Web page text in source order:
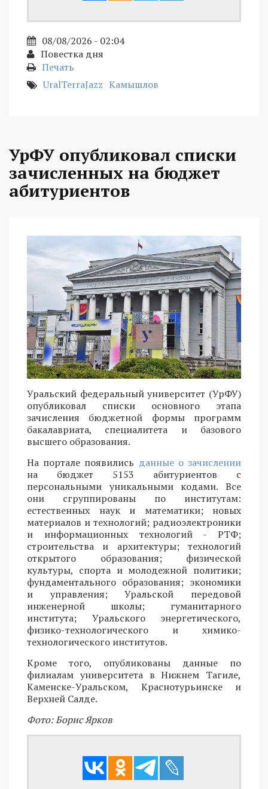
08/08/2026 - 02:04
Повестка дня
Печать
UralTerraJazz Камышлов
УрФУ опубликовал списки
зачисленных на бюджет
абитуриентов
Уральский федеральный университет (УрФУ)
опубликовал списки основного этапа
зачисления бюджетной формы программ
бакалавриата, специалитета и базового
высшего образования.
На портале появились данные о зачислении
на бюджет 5153 абитуриентов с
персональными уникальными кодами. Все
они сгруппированы по институтам:
естественных наук и математики; новых
материалов и технологий; радиоэлектроники
и информационных технологий - РТФ;
строительства и архитектуры; технологий
открытого образования; физической
культуры, спорта и молодежной политики;
фундаментального образования; экономики
и управления; Уральской передовой
инженерной школы; гуманитарного
института; Уральского энергетического,
физико-технологического и химико-
технологического институтов.
Кроме того, опубликованы данные по
филиалам университета в Нижнем Тагиле,
Каменске-Уральском, Краснотурьинске и
Верхней Салде.
Фото: Борис Ярков